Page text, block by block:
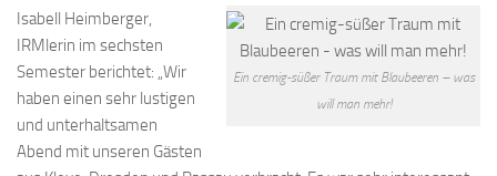
Ein cremig-süßer Traum mit Blaubeeren – was
will man mehr!
Isabell Heimberger,
IRMlerin im sechsten
Semester berichtet: „Wir
haben einen sehr lustigen
und unterhaltsamen
Abend mit unseren Gästen